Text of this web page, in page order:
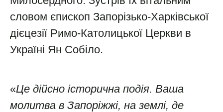
словом єпископ Запорізько-Харківської
дієцезії Римо-Католицької Церкви в
Україні Ян Собіло.
«Це дійсно історична подія. Ваша
молитва в Запоріжжі, на землі, де